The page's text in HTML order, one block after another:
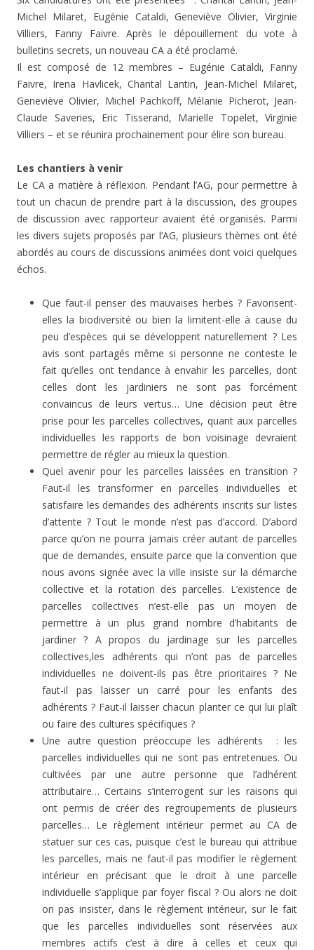
Michel Milaret, Eugénie Cataldi, Geneviève Olivier, Virginie
Villiers, Fanny Faivre. Après le dépouillement du vote à
bulletins secrets, un nouveau CA a été proclamé.
Il est composé de 12 membres – Eugénie Cataldi, Fanny
Faivre, Irena Havlicek, Chantal Lantin, Jean-Michel Milaret,
Geneviève Olivier, Michel Pachkoff, Mélanie Picherot, Jean-
Claude Saveries, Eric Tisserand, Marielle Topelet, Virginie
Villiers – et se réunira prochainement pour élire son bureau.
Les chantiers à venir
Le CA a matière à réflexion. Pendant l’AG, pour permettre à
tout un chacun de prendre part à la discussion, des groupes
de discussion avec rapporteur avaient été organisés. Parmi
les divers sujets proposés par l’AG, plusieurs thèmes ont été
abordés au cours de discussions animées dont voici quelques
échos.
Que faut-il penser des mauvaises herbes ? Favorisent-
elles la biodiversité ou bien la limitent-elle à cause du
peu d’espèces qui se développent naturellement ? Les
avis sont partagés même si personne ne conteste le
fait qu’elles ont tendance à envahir les parcelles, dont
celles dont les jardiniers ne sont pas forcément
convaincus de leurs vertus… Une décision peut être
prise pour les parcelles collectives, quant aux parcelles
individuelles les rapports de bon voisinage devraient
permettre de régler au mieux la question.
Quel avenir pour les parcelles laissées en transition ?
Faut-il les transformer en parcelles individuelles et
satisfaire les demandes des adhérents inscrits sur listes
d’attente ? Tout le monde n’est pas d’accord. D’abord
parce qu’on ne pourra jamais créer autant de parcelles
que de demandes, ensuite parce que la convention que
nous avons signée avec la ville insiste sur la démarche
collective et la rotation des parcelles. L’existence de
parcelles collectives n’est-elle pas un moyen de
permettre à un plus grand nombre d’habitants de
jardiner ? A propos du jardinage sur les parcelles
collectives,les adhérents qui n’ont pas de parcelles
individuelles ne doivent-ils pas être prioritaires ? Ne
faut-il pas laisser un carré pour les enfants des
adhérents ? Faut-il laisser chacun planter ce qui lui plaît
ou faire des cultures spécifiques ?
Une autre question préoccupe les adhérents : les
parcelles individuelles qui ne sont pas entretenues. Ou
cultivées par une autre personne que l’adhérent
attributaire… Certains s’interrogent sur les raisons qui
ont permis de créer des regroupements de plusieurs
parcelles… Le règlement intérieur permet au CA de
statuer sur ces cas, puisque c’est le bureau qui attribue
les parcelles, mais ne faut-il pas modifier le règlement
intérieur en précisant que le droit à une parcelle
individuelle s’applique par foyer fiscal ? Ou alors ne doit
on pas insister, dans le règlement intérieur, sur le fait
que les parcelles individuelles sont réservées aux
membres actifs c’est à dire à celles et ceux qui